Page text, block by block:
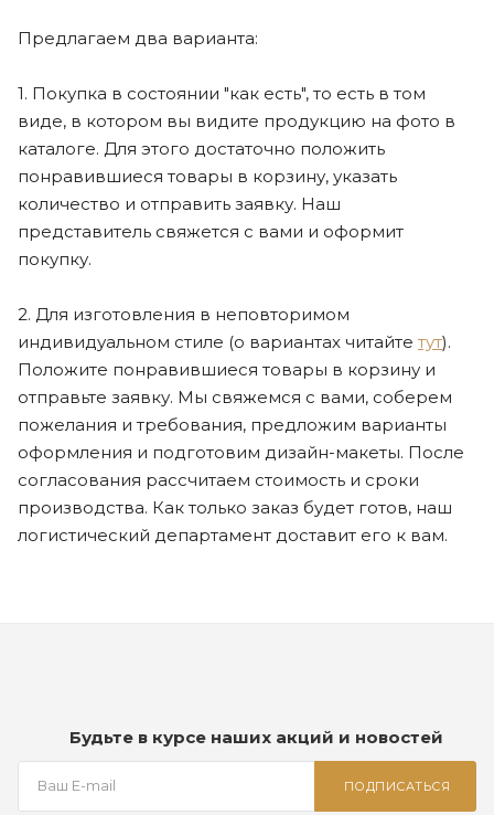
Предлагаем два варианта:
1. Покупка в состоянии "как есть", то есть в том
виде, в котором вы видите продукцию на фото в
каталоге. Для этого достаточно положить
понравившиеся товары в корзину, указать
количество и отправить заявку. Наш
представитель свяжется с вами и оформит
покупку.
2. Для изготовления в неповторимом
индивидуальном стиле (о вариантах читайте тут).
Положите понравившиеся товары в корзину и
отправьте заявку. Мы свяжемся с вами, соберем
пожелания и требования, предложим варианты
оформления и подготовим дизайн-макеты. После
согласования рассчитаем стоимость и сроки
производства. Как только заказ будет готов, наш
логистический департамент доставит его к вам.
Будьте в курсе наших акций и новостей
ПОДПИСАТЬСЯ